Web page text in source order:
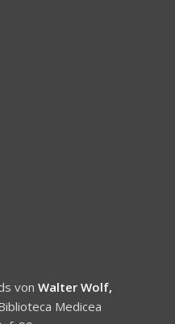
von Walter Wolf,
Medicea